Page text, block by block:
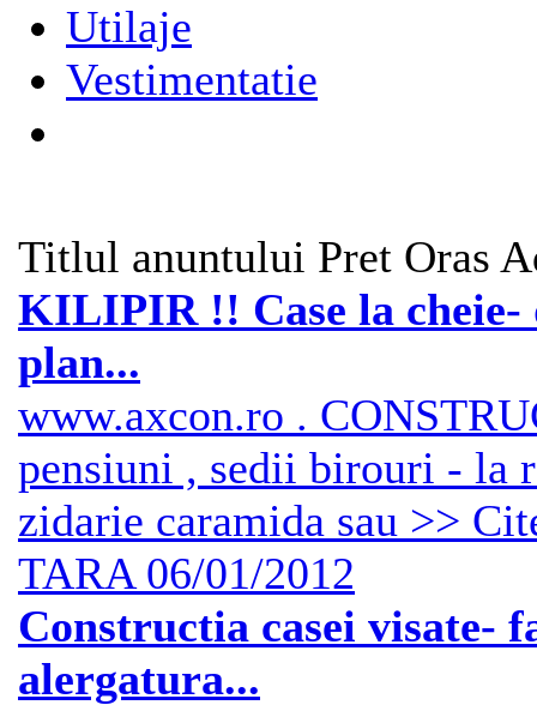
Utilaje
Vestimentatie
Titlul anuntului Pret Oras
KILIPIR !! Case la cheie-
plan...
www.axcon.ro .
pensiuni , sedii birouri - la
zidarie caramida sau >>
TARA 06/01/2012
Constructia casei visate-
alergatura...